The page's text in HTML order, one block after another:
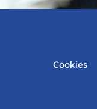
Cookies